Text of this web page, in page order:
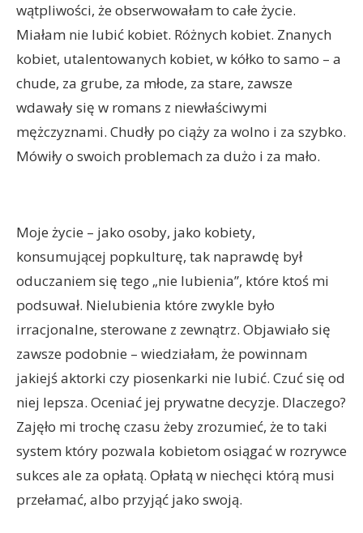
wątpliwości, że obserwowałam to całe życie.
Miałam nie lubić kobiet. Różnych kobiet. Znanych
kobiet, utalentowanych kobiet, w kółko to samo – a
chude, za grube, za młode, za stare, zawsze
wdawały się w romans z niewłaściwymi
mężczyznami. Chudły po ciąży za wolno i za szybko.
Mówiły o swoich problemach za dużo i za mało.
Moje życie – jako osoby, jako kobiety,
konsumującej popkulturę, tak naprawdę był
oduczaniem się tego „nie lubienia”, które ktoś mi
podsuwał. Nielubienia które zwykle było
irracjonalne, sterowane z zewnątrz. Objawiało się
zawsze podobnie – wiedziałam, że powinnam
jakiejś aktorki czy piosenkarki nie lubić. Czuć się od
niej lepsza. Oceniać jej prywatne decyzje. Dlaczego?
Zajęło mi trochę czasu żeby zrozumieć, że to taki
system który pozwala kobietom osiągać w rozrywce
sukces ale za opłatą. Opłatą w niechęci którą musi
przełamać, albo przyjąć jako swoją.